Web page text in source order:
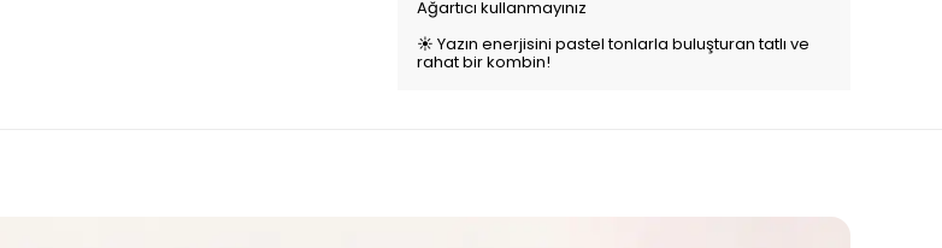
Ağartıcı kullanmayınız
☀️ Yazın enerjisini pastel tonlarla buluşturan tatlı ve
rahat bir kombin!